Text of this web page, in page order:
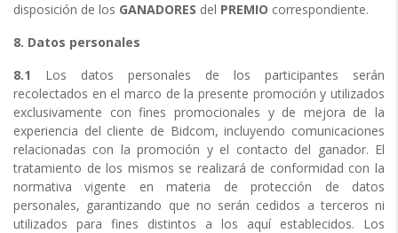
disposición de los GANADORES del PREMIO correspondiente.
8. Datos personales
8.1
Los datos personales de los participantes serán
recolectados en el marco de la presente promoción y utilizados
exclusivamente con fines promocionales y de mejora de la
experiencia del cliente de Bidcom, incluyendo comunicaciones
relacionadas con la promoción y el contacto del ganador. El
tratamiento de los mismos se realizará de conformidad con la
normativa vigente en materia de protección de datos
personales, garantizando que no serán cedidos a terceros ni
utilizados para fines distintos a los aquí establecidos. Los